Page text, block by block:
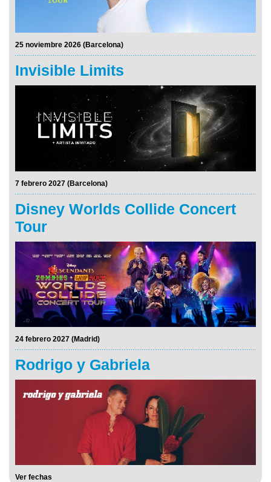
25 noviembre 2026 (Barcelona)
Invisible Limits
7 febrero 2027 (Barcelona)
Disney Worlds Collide Concert
Tour
24 febrero 2027 (Madrid)
Rodrigo y Gabriela
Ver fechas